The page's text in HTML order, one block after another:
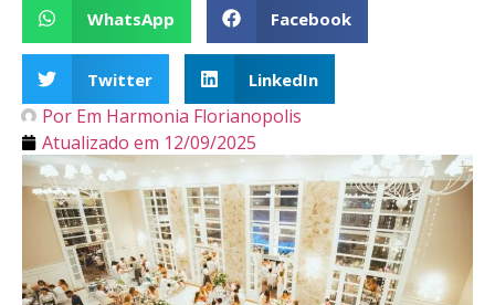
WhatsApp Facebook
Twitter LinkedIn
Por Em Harmonia Florianopolis
Atualizado em 12/09/2025